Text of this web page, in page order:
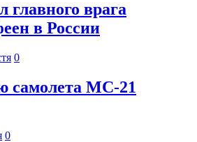
главного врага
в России
0
самолета МС-21
0